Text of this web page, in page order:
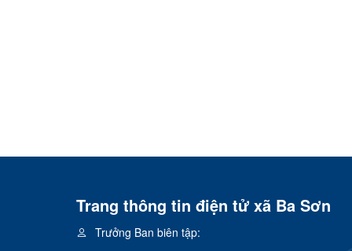
Trang thông tin điện tử xã Ba Sơn
Trưởng Ban biên tập: